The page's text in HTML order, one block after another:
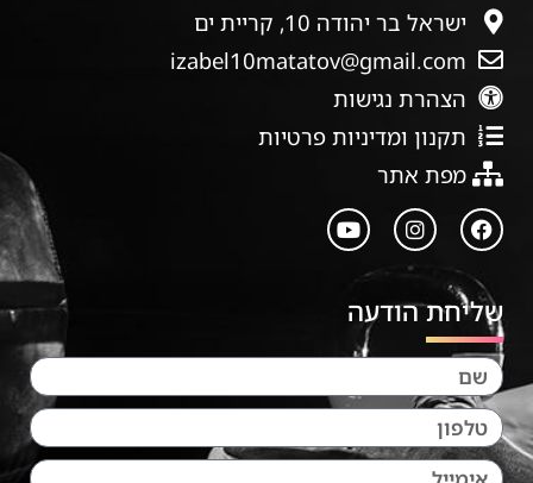
שליחת הודעה
ישראל בר יהודה 10, קריית ים
izabel10matatov@gmail.com
הצהרת נגישות
תקנון ומדיניות פרטיות
מפת אתר